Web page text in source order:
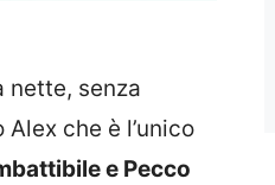
nette, senza
che è l’unico
e Pecco